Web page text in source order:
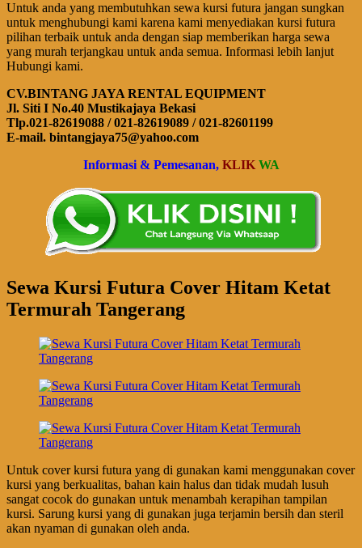
Untuk anda yang membutuhkan sewa kursi futura jangan sungkan
untuk menghubungi kami karena kami menyediakan kursi futura
pilihan terbaik untuk anda dengan siap memberikan harga sewa
yang murah terjangkau untuk anda semua. Informasi lebih lanjut
Hubungi kami.
CV.BINTANG JAYA RENTAL EQUIPMENT
Jl. Siti I No.40 Mustikajaya Bekasi
Tlp.021-82619088 / 021-82619089 / 021-82601199
E-mail. bintangjaya75@yahoo.com
Informasi & Pemesanan, KLIK WA
Sewa Kursi Futura Cover Hitam Ketat
Termurah Tangerang
Untuk cover kursi futura yang di gunakan kami menggunakan cover
kursi yang berkualitas, bahan kain halus dan tidak mudah lusuh
sangat cocok do gunakan untuk menambah kerapihan tampilan
kursi. Sarung kursi yang di gunakan juga terjamin bersih dan steril
akan nyaman di gunakan oleh anda.